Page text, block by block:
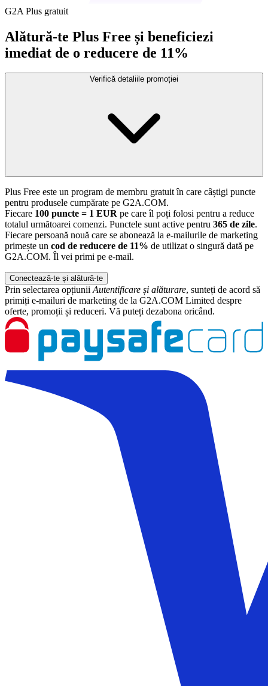
G2A Plus gratuit
Alătură-te Plus Free și beneficiezi
imediat de o reducere de 11%
Verifică detaliile promoției
Plus Free este un program de membru gratuit în care câștigi puncte
pentru produsele cumpărate pe G2A.COM.
Fiecare 100 puncte = 1 EUR pe care îl poți folosi pentru a reduce
totalul următoarei comenzi. Punctele sunt active pentru 365 de zile.
Fiecare persoană nouă care se abonează la e-mailurile de marketing
primește un cod de reducere de 11% de utilizat o singură dată pe
G2A.COM. Îl vei primi pe e-mail.
Conectează-te și alătură-te
Prin selectarea opțiuniiAutentificare și alăturare, sunteți de acord să
primiți e-mailuri de marketing de la G2A.COM Limited despre
oferte, promoții și reduceri. Vă puteți dezabona oricând.